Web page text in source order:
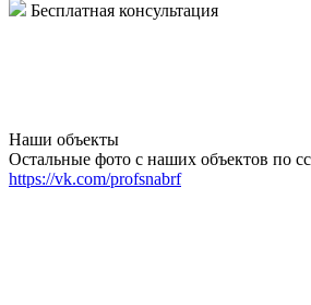
Бесплатная консультация
Наши объекты
Остальные фото с наших объектов по
https://vk.com/profsnabrf